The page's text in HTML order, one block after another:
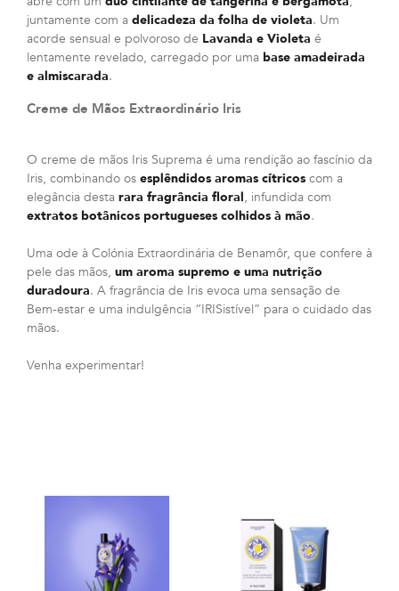
juntamente com a delicadeza da folha de violeta. Um
acorde sensual e polvoroso de Lavanda e Violeta é
lentamente revelado, carregado por uma base amadeirada
e almiscarada.
Creme de Mãos Extraordinário Iris
O creme de mãos Iris Suprema é uma rendição ao fascínio da
Iris, combinando os esplêndidos aromas cítricos com a
elegância desta rara fragrância floral, infundida com
extratos botânicos portugueses colhidos à mão.
Uma ode à Colónia Extraordinária de Benamôr, que confere à
pele das mãos, um aroma supremo e uma nutrição
duradoura. A fragrância de Iris evoca uma sensação de
Bem-estar e uma indulgência “IRISistível” para o cuidado das
mãos.
Venha experimentar!